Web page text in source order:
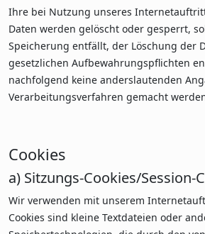
Ihre bei Nutzung unseres
Daten werden gelöscht oder gesperrt,
Speicherung entfällt, der Löschung der
gesetzlichen Aufbewahrungspflichten
nachfolgend keine anderslautenden
Verarbeitungsverfahren gemacht
Cookies
a) Sitzungs-Cookies/Session-
Wir verwenden mit unserem
Cookies sind kleine Textdateien oder